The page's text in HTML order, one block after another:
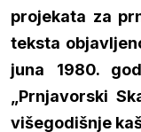
projekata za
teksta
juna 1980.
„Prnjavorski
višegodišnje